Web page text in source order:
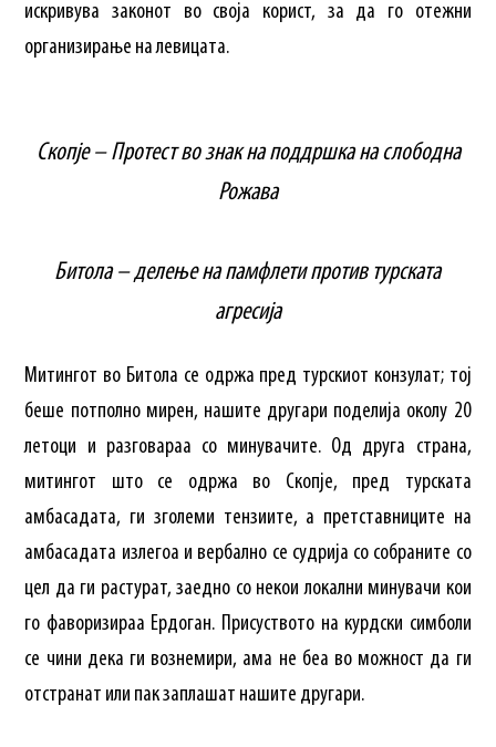
искривува законот во своја корист, за да го отежни
организирање на левицата.
Скопје – Протест во знак на поддршка на слободна
Рожава
Битола – делење на памфлети против турската
агресија
Митингот во Битола се одржа пред турскиот конзулат; тој
беше потполно мирен, нашите другари поделија околу 20
летоци и разговараа со минувачите. Од друга страна,
митингот што се одржа во Скопје, пред турската
амбасадата, ги зголеми тензиите, а претставниците на
амбасадата излегоа и вербално се судрија со собраните со
цел да ги растурат, заедно со некои локални минувачи кои
го фаворизираа Ердоган. Присуството на курдски симболи
се чини дека ги вознемири, ама не беа во можност да ги
отстранат или пак заплашат нашите другари.